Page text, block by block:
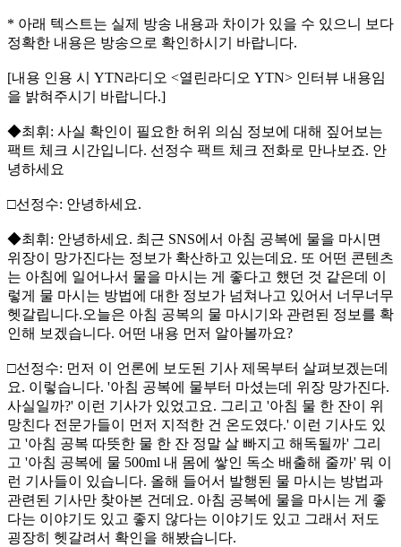
* 아래 텍스트는 실제 방송 내용과 차이가 있을 수 있으니 보다
정확한 내용은 방송으로 확인하시기 바랍니다.
[내용 인용 시 YTN라디오 <열린라디오 YTN> 인터뷰 내용임
을 밝혀주시기 바랍니다.]
◆최휘: 사실 확인이 필요한 허위 의심 정보에 대해 짚어보는
팩트 체크 시간입니다. 선정수 팩트 체크 전화로 만나보죠. 안
녕하세요
□선정수: 안녕하세요.
◆최휘: 안녕하세요. 최근 SNS에서 아침 공복에 물을 마시면
위장이 망가진다는 정보가 확산하고 있는데요. 또 어떤 콘텐츠
는 아침에 일어나서 물을 마시는 게 좋다고 했던 것 같은데 이
렇게 물 마시는 방법에 대한 정보가 넘쳐나고 있어서 너무너무
헷갈립니다.오늘은 아침 공복의 물 마시기와 관련된 정보를 확
인해 보겠습니다. 어떤 내용 먼저 알아볼까요?
□선정수: 먼저 이 언론에 보도된 기사 제목부터 살펴보겠는데
요. 이렇습니다. '아침 공복에 물부터 마셨는데 위장 망가진다.
사실일까?' 이런 기사가 있었고요. 그리고 '아침 물 한 잔이 위
망친다 전문가들이 먼저 지적한 건 온도였다.' 이런 기사도 있
고 '아침 공복 따뜻한 물 한 잔 정말 살 빠지고 해독될까' 그리
고 '아침 공복에 물 500ml 내 몸에 쌓인 독소 배출해 줄까' 뭐 이
런 기사들이 있습니다. 올해 들어서 발행된 물 마시는 방법과
관련된 기사만 찾아본 건데요. 아침 공복에 물을 마시는 게 좋
다는 이야기도 있고 좋지 않다는 이야기도 있고 그래서 저도
굉장히 헷갈려서 확인을 해봤습니다.